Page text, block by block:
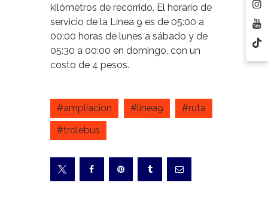
kilómetros de recorrido. El horario de
servicio de la Línea 9 es de 05:00 a
00:00 horas de lunes a sábado y de
05:30 a 00:00 en domingo, con un
costo de 4 pesos.
#ampliacion #linea9
#ruta
#trolebus